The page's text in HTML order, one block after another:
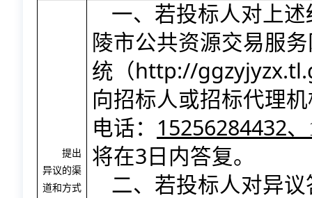
提出
异议的渠
道和方式
一、若投标人对上
陵市公共资源交易服
统（http://
向招标人或招标代理
电话： 15256284432、
将在3 日内答复。
二、若投标人对异